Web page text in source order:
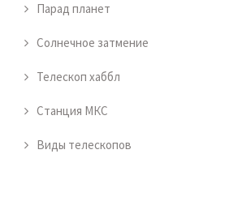
Парад планет
Солнечное затмение
Телескоп хаббл
Станция МКС
Виды телескопов